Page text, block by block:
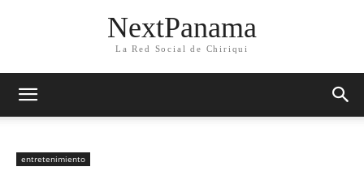
NextPanama
La Red Social de Chiriqui
entretenimiento